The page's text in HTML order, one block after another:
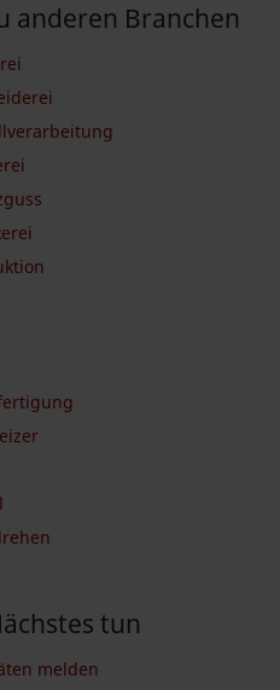
anderen Branchen
tun
melden